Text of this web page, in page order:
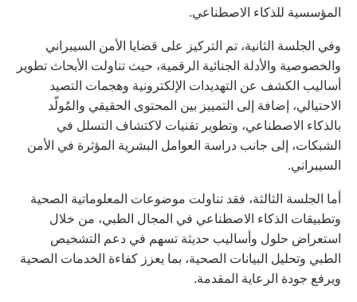
المؤسسية للذكاء الاصطناعي.
وفي الجلسة الثانية، تم التركيز على قضايا الأمن السيبراني
والخصوصية والأدلة الجنائية الرقمية، حيث تناولت الأبحاث تطوير
أساليب الكشف عن التهديدات الإلكترونية وهجمات التصيد
الاحتيالي، إضافة إلى التمييز بين المحتوى الحقيقي والمُولّد
بالذكاء الاصطناعي، وتطوير تقنيات لاكتشاف التسلل في
الشبكات، إلى جانب دراسة العوامل البشرية المؤثرة في الأمن
السيبراني.
أما الجلسة الثالثة، فقد تناولت موضوعات المعلوماتية الصحية
وتطبيقات الذكاء الاصطناعي في المجال الطبي، من خلال
استعراض حلول وأساليب حديثة تسهم في دعم التشخيص
الطبي وتحليل البيانات الصحية، بما يعزز كفاءة الخدمات الصحية
ويرفع جودة الرعاية المقدمة.